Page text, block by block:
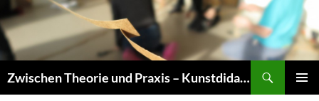
Zum
Inhalt
springen
Zwischen Theorie und Praxis – Kunstdidaktik an der TU Dresden